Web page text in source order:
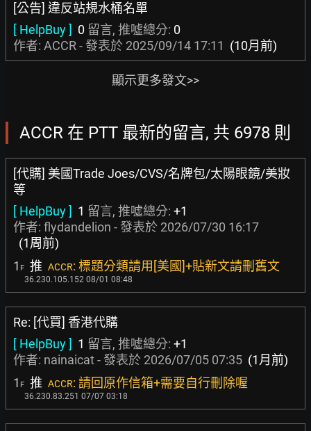
[公告] 違反站規水桶名單
[ HelpBuy ] 0 留言, 推噓總分: 0
作者: ACCR - 發表於 2025/09/14 17:11 (10月前)
顯示更多發文>>
ACCR 在 PTT 最新的留言, 共 6978 則
[代購] 美國Trade Joes/CVS/名牌包/太陽眼鏡/美妝
等
[ HelpBuy ] 1 留言, 推噓總分: +1
作者: flydandelion - 發表於 2026/07/30 16:17
(1周前)
1 F 推 ACCR: 標題分類請用[美國]+貼新文請刪舊文
36.230.105.152 08/01 08:48
Re: [代買] 香港代購
[ HelpBuy ] 1 留言, 推噓總分: +1
作者: nainaicat- 發表於 2026/07/05 07:35 (1月前)
1 F 推 ACCR: 請回原作信箱+需要自行刪除喔
36.230.83.251 07/07 03:18